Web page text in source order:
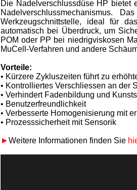
Die Nadelverschlussdüse HP bietet
Nadelverschlussmechanismus.
Werkzeugschnittstelle, ideal für
automatisch bei Überdruck, um
POM oder PP bei niedrigviskosen
MuCell-Verfahren und andere
Vorteile:
• Kürzere Zykluszeiten führt zu
• Kontrolliertes Verschliessen an der
• Verhindert Fadenbildung und
• Benutzerfreundlichkeit
• Verbesserte Homogenisierung mit
• Prozesssicherheit mit Sensorik
►Weitere Informationen finden Sie